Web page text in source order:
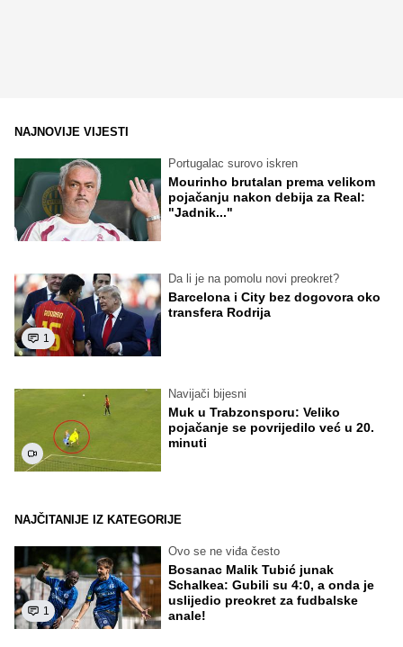
NAJNOVIJE VIJESTI
Portugalac surovo iskren
Mourinho brutalan prema velikom
pojačanju nakon debija za Real:
"Jadnik..."
1
Da li je na pomolu novi preokret?
Barcelona i City bez dogovora oko
transfera Rodrija
Navijači bijesni
Muk u Trabzonsporu: Veliko
pojačanje se povrijedilo već u 20.
minuti
NAJČITANIJE IZ KATEGORIJE
1
Ovo se ne viđa često
Bosanac Malik Tubić junak
Schalkea: Gubili su 4:0, a onda je
uslijedio preokret za fudbalske
anale!